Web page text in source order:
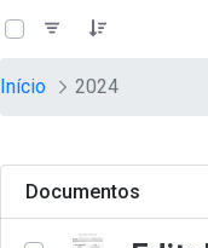
Pular para o Conteúdo
teste descricao
Início 2024
Documentos